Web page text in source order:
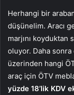
Herhangi bir
düşünelim. Aracı
marjını
oluyor. Daha sonra
üzerinden hangi
araç için ÖTV
yüzde 18’lik KDV